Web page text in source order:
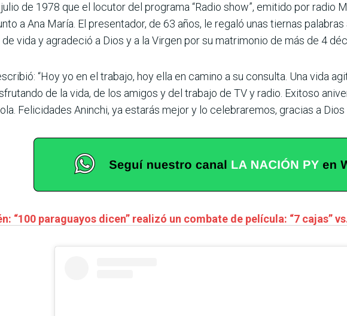
de 1978 que el locutor del programa “Radio show”, emitido por radio
a Ana María. El presentador, de 63 años, le regaló unas tiernas
vida y agradeció a Dios y a la Virgen por su matrimonio de más de 4
“Hoy yo en el trabajo, hoy ella en camino a su consulta. Una vida
de la vida, de los amigos y del trabajo de TV y radio. Exitoso
Felicidades Aninchi, ya estarás mejor y lo celebraremos, gracias a Dios
“100 paraguayos dicen” realizó un combate de película: “7 cajas”